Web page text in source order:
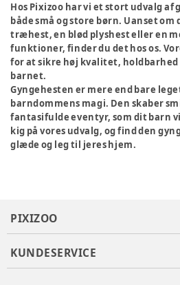
Hos Pixizoo har vi et stort udvalg af
både små og store børn. Uanset
træhest, en blød plyshest eller en
funktioner, finder du det hos os.
for at sikre høj kvalitet, holdbarhed
barnet.
Gyngehesten er mere end bare
barndommens magi. Den skaber
fantasifulde eventyr, som dit barn
kig på vores udvalg, og find den
glæde og leg til jeres hjem.
PIXIZOO
KUNDESERVICE